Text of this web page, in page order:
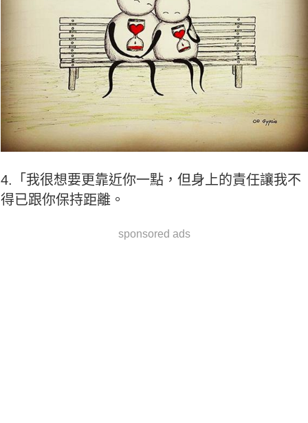
4.「我很想要更靠近你一點，但身上的責任讓我不
得已跟你保持距離。
sponsored ads